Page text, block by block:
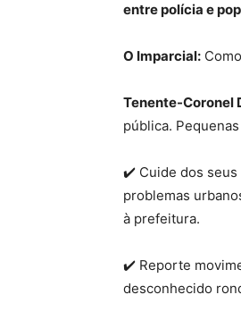
entre polícia e
O Imparcial:
Tenente-Coronel
pública.
✔️ Cuide dos seus
problemas
à prefeitura.
✔️ Reporte
desconhecido